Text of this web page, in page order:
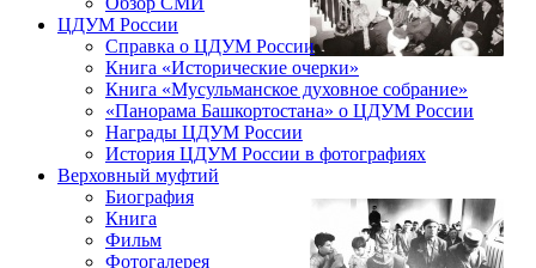
ЦДУМ России
Справка о ЦДУМ России
Книга «Исторические очерки»
Книга «Мусульманское духовное собрание»
«Панорама Башкортостана» о ЦДУМ России
Награды ЦДУМ России
История ЦДУМ России в фотографиях
Верховный муфтий
Биография
Книга
Фильм
Фотогалерея